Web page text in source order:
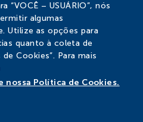
“VOCÊ – USUÁRIO”, nós
algumas
Utilize as opções para
quanto à coleta de
Cookies”. Para mais
nossa Política de Cookies.
Agostinho
588 – Vila Aparecida
SP – Cep: 12912-680
NOS